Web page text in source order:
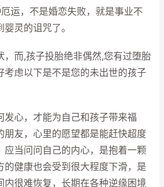
，不是婚恋失败，就是事业不
灵的诅咒了。
而,孩子投胎绝非偶然,您有过堕胎
考虑以下是不是您的未出世的孩子
心，才能为自己和孩子带来福
朋友，心里的愿望都是能赶快超度
应当问问自己的内心，是抱着一颗
的健康也会受到很大程度下滑，是
内很难恢复，长期在各种逆缘困境